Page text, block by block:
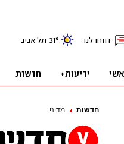
חדשות מדיני